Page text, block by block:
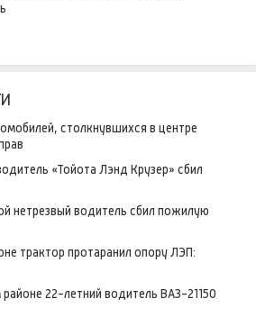
столкнувшихся в центре
«Тойота Лэнд Крузер» сбил
нетрезвый водитель сбил пожилую
трактор протаранил опору ЛЭП:
22-летний водитель ВАЗ-21150